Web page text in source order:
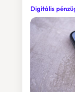
Digitális